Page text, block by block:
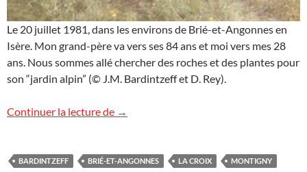
Le 20 juillet 1981, dans les environs de Brié-et-Angonnes en
Isère. Mon grand-père va vers ses 84 ans et moi vers mes 28
ans. Nous sommes allé chercher des roches et des plantes pour
son “jardin alpin” (© J.M. Bardintzeff et D. Rey).
Continuer la lecture de Clin d’œil à mon grand-père
→
BARDINTZEFF BRIÉ-ET-ANGONNES LA CROIX MONTIGNY